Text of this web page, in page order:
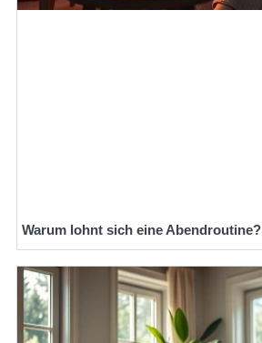
Warum lohnt sich eine Abendroutine?